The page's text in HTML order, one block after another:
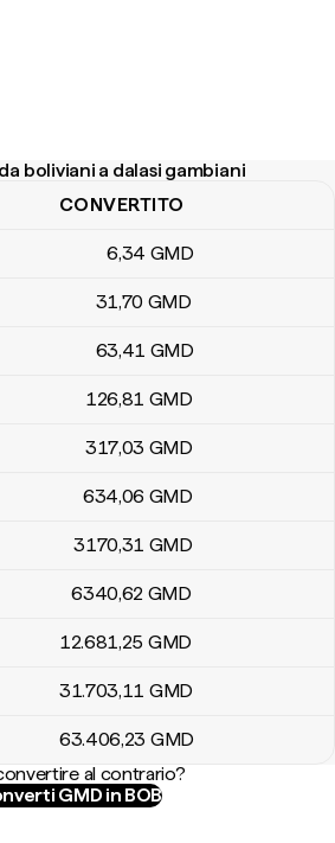
boliviani a dalasi gambiani
boliviani a dalasi gambiani
CONVERTITO
6,34 GMD
31,70 GMD
63,41 GMD
126,81 GMD
317,03 GMD
634,06 GMD
3170,31 GMD
6340,62 GMD
12.681,25 GMD
31.703,11 GMD
63.406,23 GMD
al contrario?
GMD in BOB